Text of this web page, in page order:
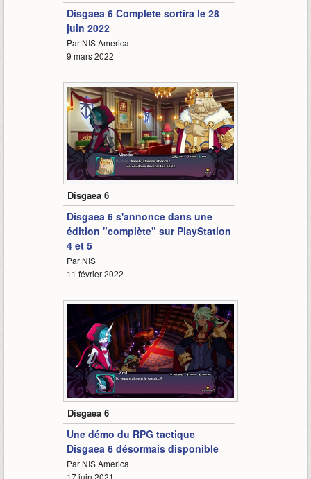
Disgaea 6 Complete sortira le 28
juin 2022
Par NIS America
9 mars 2022
2:16
Disgaea 6
Disgaea 6 s'annonce dans une
édition "complète" sur PlayStation
4 et 5
Par NIS
11 février 2022
1:28
Disgaea 6
Une démo du RPG tactique
Disgaea 6 désormais disponible
Par NIS America